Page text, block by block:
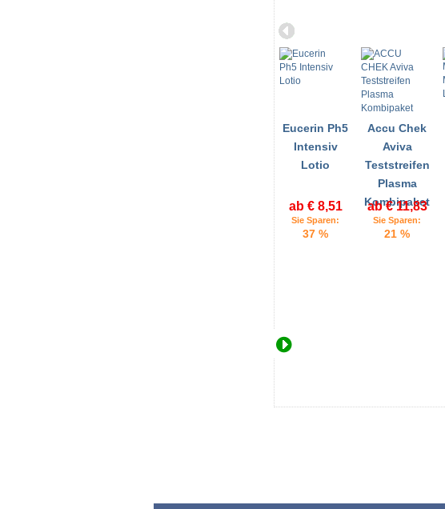
Eucerin Ph5
Intensiv
Lotio
ab € 8,51
Sie Sparen:
37 %
Accu Chek
Aviva
Teststreifen
Plasma
Kombipaket
ab € 11,83
Sie Sparen:
21 %